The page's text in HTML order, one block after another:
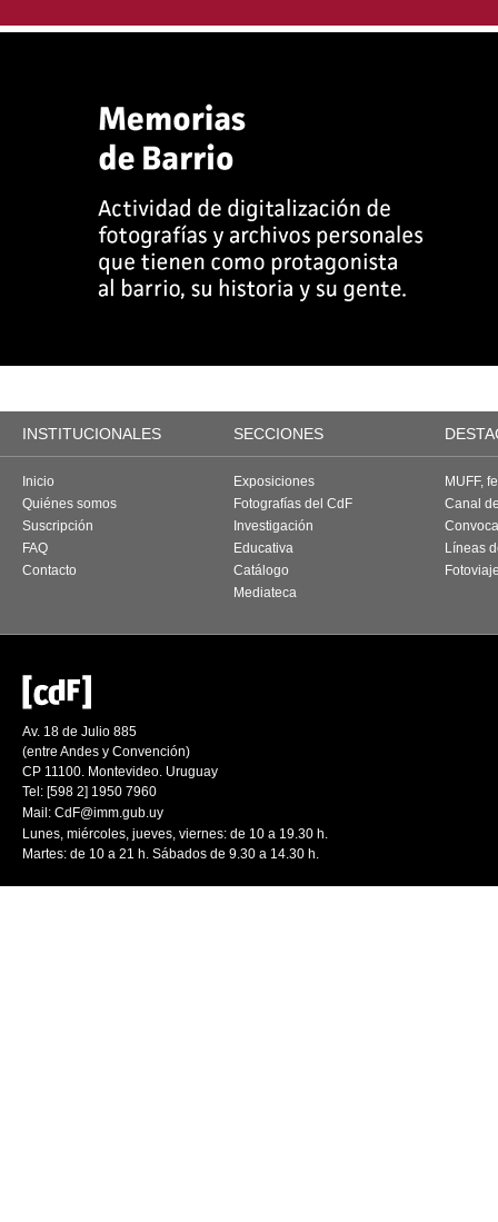
INSTITUCIONALES SECCIONES
Inicio
Quiénes somos
Suscripción
FAQ
Contacto
Exposiciones
Fotografías del CdF
Investigación
Educativa
Catálogo
Mediateca
MUFF,
Canal
Líneas
Av. 18 de Julio 885
(entre Andes y Convención)
CP 11100. Montevideo. Uruguay
Tel: [598 2] 1950 7960
Mail: CdF@imm.gub.uy
Lunes, miércoles, jueves, viernes: de 10 a 19.30 h.
Martes: de 10 a 21 h. Sábados de 9.30 a 14.30 h.